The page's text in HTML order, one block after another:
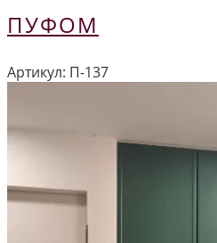
ПУФОМ
Артикул: П-137